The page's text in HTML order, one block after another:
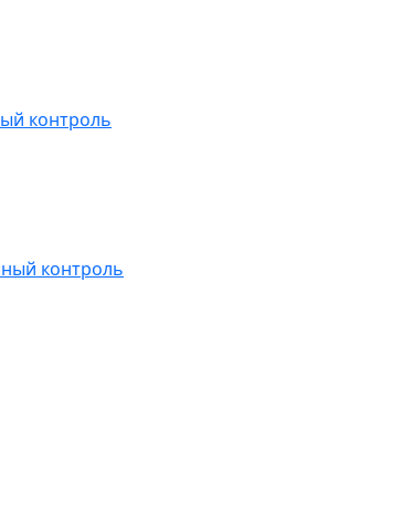
контроль
контроль